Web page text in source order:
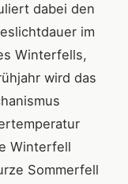
dabei den
im
Winterfells,
wird das
Winterfell
Sommerfell